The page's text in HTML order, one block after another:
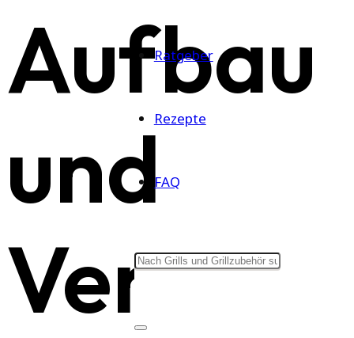
Ratgeber
Rezepte
FAQ
Aufbau
und